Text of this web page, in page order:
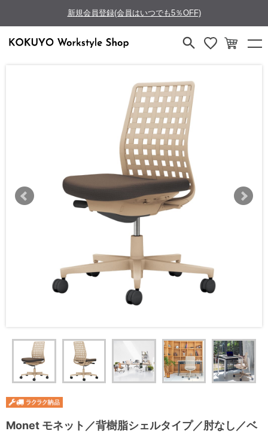
新規会員登録(会員はいつでも5％OFF)
Monet モネット／背樹脂シェルタイプ／肘なし／ベ